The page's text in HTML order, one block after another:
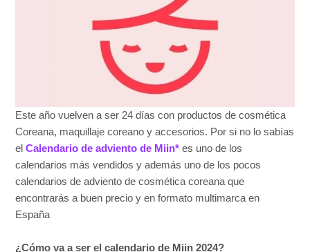
Este año vuelven a ser 24 días con productos de cosmética
Coreana, maquillaje coreano y accesorios. Por si no lo sabías
elCalendario de adviento de Miin* es uno de los
calendarios más vendidos y además uno de los pocos
calendarios de adviento de cosmética coreana que
encontrarás a buen precio y en formato multimarca en
España
¿Cómo va a ser el calendario de Miin 2024?